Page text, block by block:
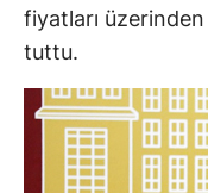
fiyatları
tuttu.